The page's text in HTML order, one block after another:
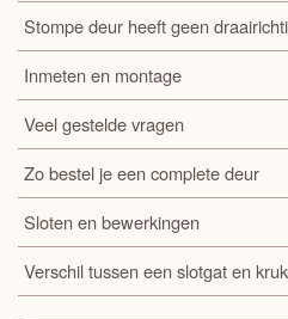
Stompe deur heeft geen
Inmeten en montage
Veel gestelde vragen
Zo bestel je een complete deur
Sloten en bewerkingen
Verschil tussen een slotgat en